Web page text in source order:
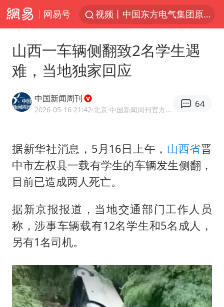
网易号
视频丨中国东方电气集团原党组副书记、董事宋致远被查
白海豚将正面袭击贯穿浙江
浙江台州《告全体市民书》
周末打虎 宋致远被查
台风白海豚实时路径
女子网购名牌包发现是自己丢的那只
多个明星演唱会取消
万岁山接盘烂尾恒大文旅城
泰国初中生饮弹自尽前开了26枪
Kimi K3也失控了
山西一车辆侧翻致2名学生遇
难，当地独家回应
中国新闻周刊
2026-05-16 21:42·北京 ·中国新闻周刊官方网易号
64
据新华社消息，5月16日上午， 山西省晋
中市左权县一载有学生的车辆发生侧翻，
目前已造成两人死亡。
据新京报报道，当地交通部门工作人员
称，涉事车辆载有12名学生和5名成人，
另有1名司机。